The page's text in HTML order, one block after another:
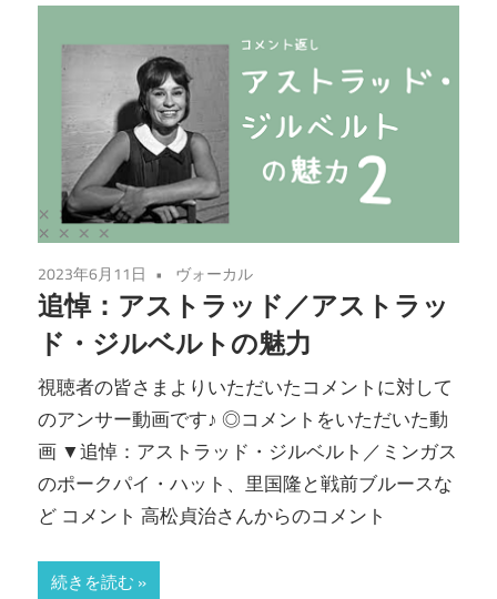
2023年6月11日 ヴォーカル
追悼：アストラッド／アストラッ
ド・ジルベルトの魅力
視聴者の皆さまよりいただいたコメントに対して
のアンサー動画です♪ ◎コメントをいただいた動
画 ▼追悼：アストラッド・ジルベルト／ミンガス
のポークパイ・ハット、里国隆と戦前ブルースな
ど コメント 高松貞治さんからのコメント
続きを読む